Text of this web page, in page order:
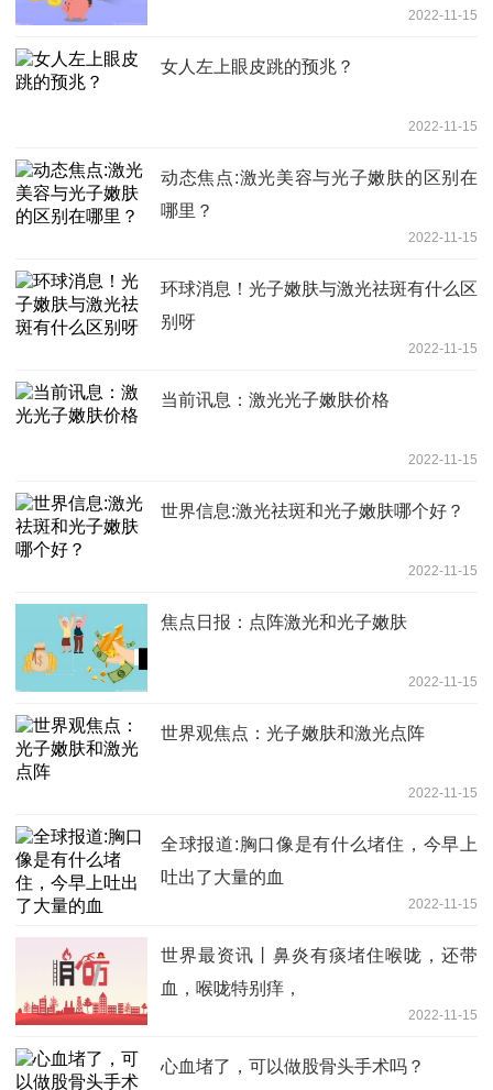
2022-11-15
女人左上眼皮跳的预兆？
2022-11-15
动态焦点:激光美容与光子嫩肤的区别在
哪里？
2022-11-15
环球消息！光子嫩肤与激光祛斑有什么区
别呀
2022-11-15
当前讯息：激光光子嫩肤价格
2022-11-15
世界信息:激光祛斑和光子嫩肤哪个好？
2022-11-15
焦点日报：点阵激光和光子嫩肤
2022-11-15
世界观焦点：光子嫩肤和激光点阵
2022-11-15
全球报道:胸口像是有什么堵住，今早上
吐出了大量的血
2022-11-15
世界最资讯丨鼻炎有痰堵住喉咙，还带
血，喉咙特别痒，
2022-11-15
心血堵了，可以做股骨头手术吗？